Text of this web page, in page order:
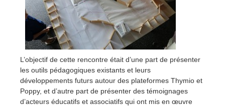
L’objectif de cette rencontre était d’une part de présenter
les outils pédagogiques existants et leurs
développements futurs autour des plateformes Thymio et
Poppy, et d’autre part de présenter des témoignages
d’acteurs éducatifs et associatifs qui ont mis en œuvre